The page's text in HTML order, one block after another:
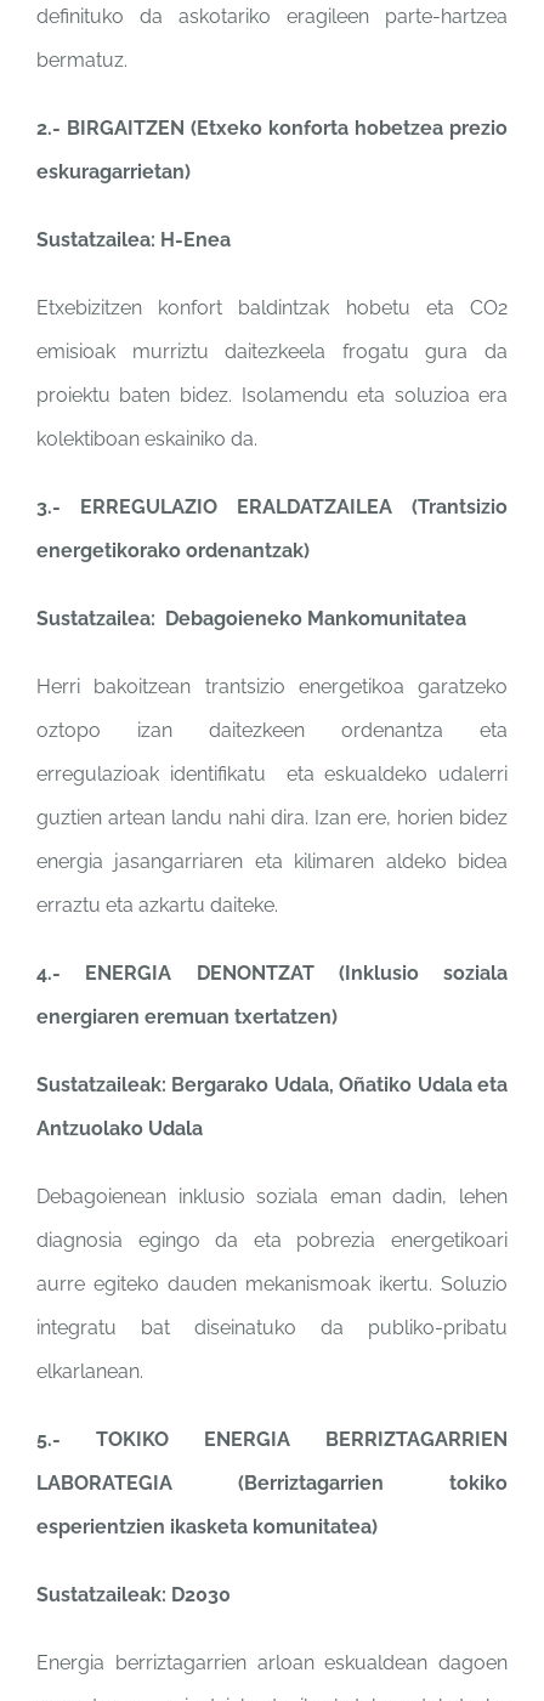
definituko da askotariko eragileen parte-hartzea
bermatuz.
2.- BIRGAITZEN (Etxeko konforta hobetzea prezio
eskuragarrietan)
Sustatzailea: H-Enea
Etxebizitzen konfort baldintzak hobetu eta CO2
emisioak murriztu daitezkeela frogatu gura da
proiektu baten bidez. Isolamendu eta soluzioa era
kolektiboan eskainiko da.
3.- ERREGULAZIO ERALDATZAILEA (Trantsizio
energetikorako ordenantzak)
Sustatzailea: Debagoieneko Mankomunitatea
Herri bakoitzean trantsizio energetikoa garatzeko
oztopo izan daitezkeen ordenantza eta
erregulazioak identifikatu eta eskualdeko udalerri
guztien artean landu nahi dira. Izan ere, horien bidez
energia jasangarriaren eta kilimaren aldeko bidea
erraztu eta azkartu daiteke.
4.- ENERGIA DENONTZAT (Inklusio soziala
energiaren eremuan txertatzen)
Sustatzaileak: Bergarako Udala, Oñatiko Udala eta
Antzuolako Udala
Debagoienean inklusio soziala eman dadin, lehen
diagnosia egingo da eta pobrezia energetikoari
aurre egiteko dauden mekanismoak ikertu. Soluzio
integratu bat diseinatuko da publiko-pribatu
elkarlanean.
5.- TOKIKO ENERGIA BERRIZTAGARRIEN
LABORATEGIA (Berriztagarrien tokiko
esperientzien ikasketa komunitatea)
Sustatzaileak: D2030
Energia berriztagarrien arloan eskualdean dagoen